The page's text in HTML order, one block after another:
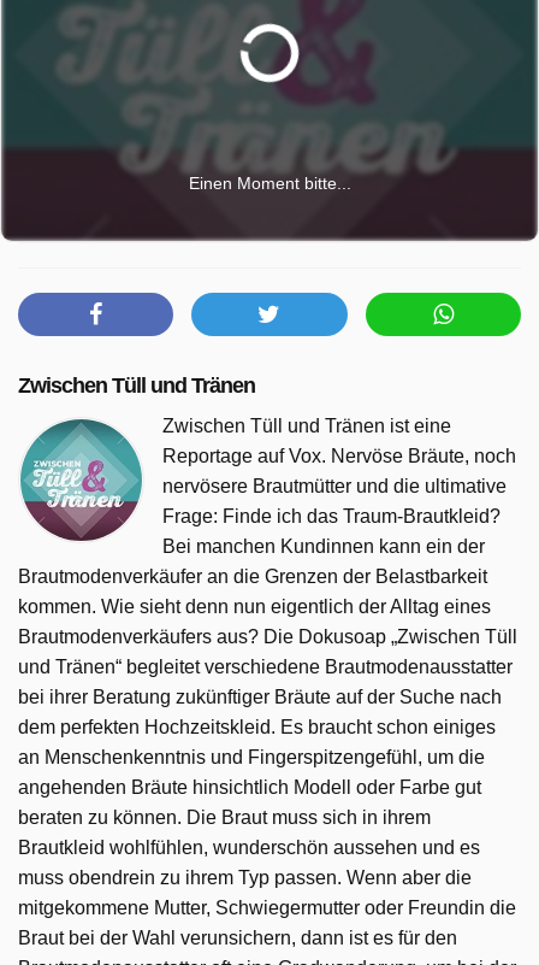
Einen Moment bitte...
Zwischen Tüll und Tränen
Zwischen Tüll und Tränen ist eine
Reportage auf Vox. Nervöse Bräute, noch
nervösere Brautmütter und die ultimative
Frage: Finde ich das Traum-Brautkleid?
Bei manchen Kundinnen kann ein der
Brautmodenverkäufer an die Grenzen der Belastbarkeit
kommen. Wie sieht denn nun eigentlich der Alltag eines
Brautmodenverkäufers aus? Die Dokusoap „Zwischen Tüll
und Tränen“ begleitet verschiedene Brautmodenausstatter
bei ihrer Beratung zukünftiger Bräute auf der Suche nach
dem perfekten Hochzeitskleid. Es braucht schon einiges
an Menschenkenntnis und Fingerspitzengefühl, um die
angehenden Bräute hinsichtlich Modell oder Farbe gut
beraten zu können. Die Braut muss sich in ihrem
Brautkleid wohlfühlen, wunderschön aussehen und es
muss obendrein zu ihrem Typ passen. Wenn aber die
mitgekommene Mutter, Schwiegermutter oder Freundin die
Braut bei der Wahl verunsichern, dann ist es für den